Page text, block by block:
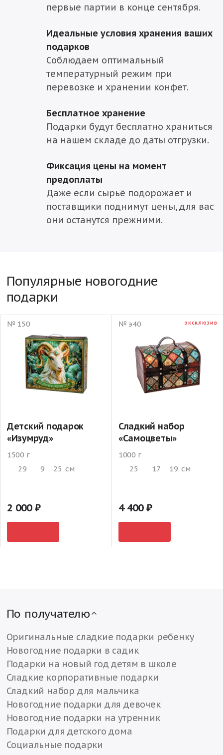
первые партии в конце сентября.
Идеальные условия хранения ваших
подарков
Соблюдаем оптимальный
температурный режим при
перевозке и хранении конфет.
Бесплатное хранение
Подарки будут бесплатно храниться
на нашем складе до даты отгрузки.
Фиксация цены на момент
предоплаты
Даже если сырьё подорожает и
поставщики поднимут цены, для вас
они останутся прежними.
Популярные новогодние
подарки
№ 150
Детский подарок
«Изумруд»
1500 г
29
9 25 см
2 000
№ э40 ЭКСКЛЮЗИВ
Сладкий набор
«Самоцветы»
1000 г
25
17 19 см
4 400
По получателю
Оригинальные сладкие подарки ребенку
Новогодние подарки в садик
Подарки на новый год детям в школе
Сладкие корпоративные подарки
Сладкий набор для мальчика
Новогодние подарки для девочек
Новогодние подарки на утренник
Подарки для детского дома
Социальные подарки